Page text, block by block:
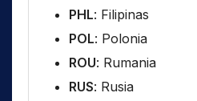
PHL: Filipinas
POL: Polonia
ROU: Rumania
RUS: Rusia